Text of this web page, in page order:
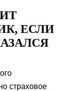
ЕСЛИ
страховое